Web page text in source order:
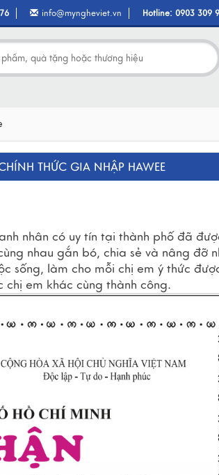
info@myngheviet.vn Hotline:0903 309
THỨC GIA NHẬP HAWEE
nhân có uy tín tại thành phố đã
nhau gắn bó, chia sẻ và nâng đỡ
sống, làm cho mỗi chị em ý thức
em khác cùng thành công.